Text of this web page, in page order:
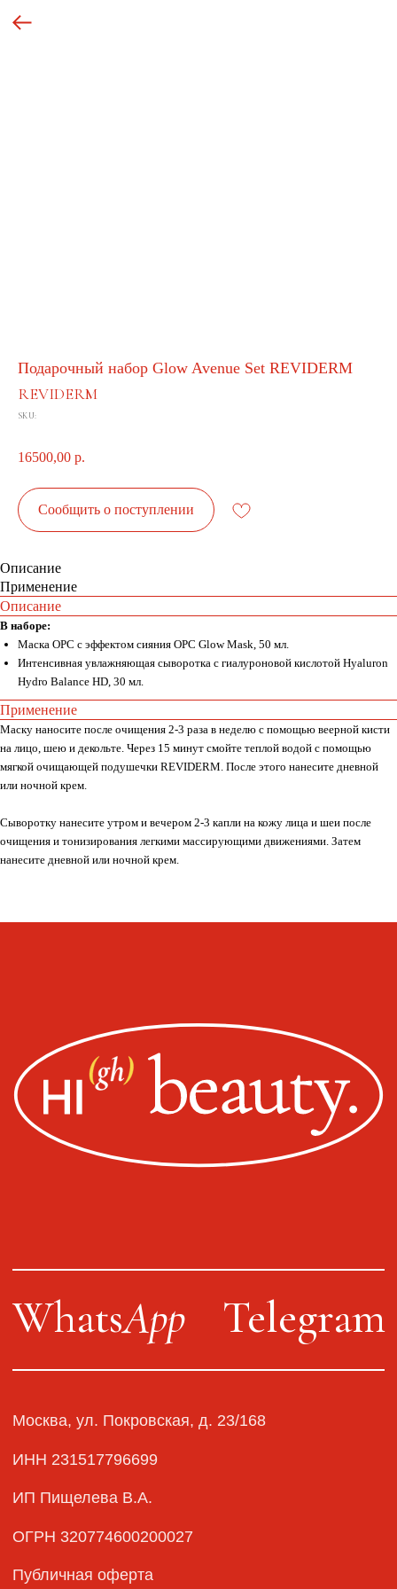
Подарочный набор Glow Avenue Set REVIDERM
REVIDERM
SKU:
16500,00 р.
Сообщить о поступлении
Описание
Применение
Описание
В наборе:
Маска OPC с эффектом сияния OPC Glow Mask, 50 мл.
Интенсивная увлажняющая сыворотка с гиалуроновой кислотой Hyaluron
Hydro Balance HD, 30 мл.
Применение
Маску наносите после очищения 2-3 раза в неделю с помощью веерной кисти
на лицо, шею и декольте. Через 15 минут смойте теплой водой с помощью
мягкой очищающей подушечки REVIDERM. После этого нанесите дневной
или ночной крем.
Сыворотку нанесите утром и вечером 2-3 капли на кожу лица и шеи после
очищения и тонизирования легкими массирующими движениями. Затем
нанесите дневной или ночной крем.
ИП Пищелева В.А.
ИНН 231517796699
ОГРН 320774600200027
Публичная оферта
Политика конфиденциальности